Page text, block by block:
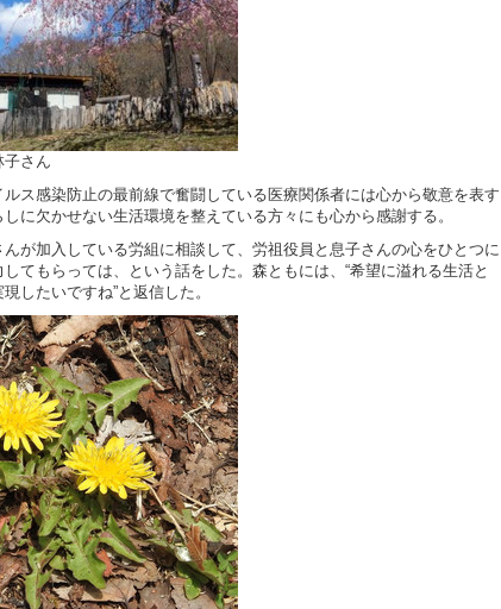
子さん
ス感染防止の最前線で奮闘している医療関係者には心から敬意を表す
に欠かせない生活環境を整えている方々にも心から感謝する。
が加入している労組に相談して、労祖役員と息子さんの心をひとつに
てもらっては、という話をした。森ともには、“希望に溢れる生活と
したいですね”と返信した。